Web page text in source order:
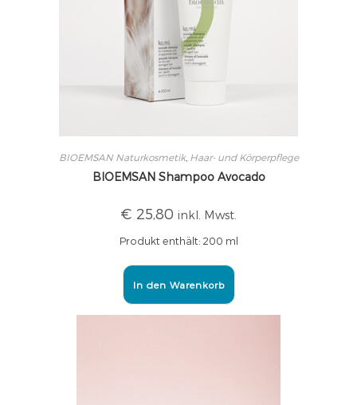
BIOEMSAN Naturkosmetik, Haar- und Körperpflege
BIOEMSAN Shampoo Avocado
€ 25,80 inkl. Mwst.
Produkt enthält: 200 ml
In den Warenkorb